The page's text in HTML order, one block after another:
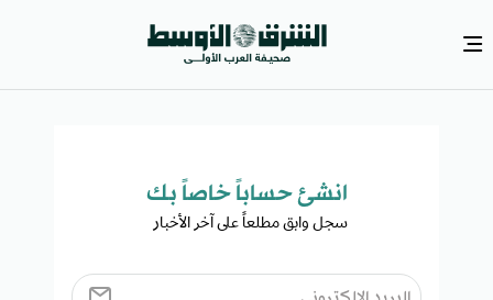
انشئ حساباً خاصاً بك​
سجل وابق مطلعاً على آخر الأخبار ​